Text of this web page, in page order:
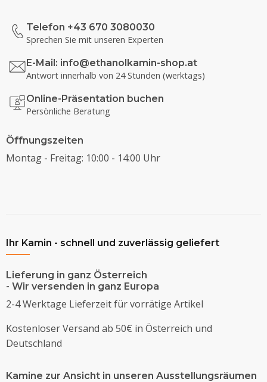
Telefon +43 670 3080030
Sprechen Sie mit unseren Experten
E-Mail: info@ethanolkamin-shop.at
Antwort innerhalb von 24 Stunden (werktags)
Online-Präsentation buchen
Persönliche Beratung
Öffnungszeiten
Montag - Freitag: 10:00 - 14:00 Uhr
Ihr Kamin - schnell und zuverlässig geliefert
Lieferung in ganz Österreich
- Wir versenden in ganz Europa
2-4 Werktage Lieferzeit für vorrätige Artikel
Kostenloser Versand ab 50€ in Österreich und
Deutschland
Kamine zur Ansicht in unseren Ausstellungsräumen